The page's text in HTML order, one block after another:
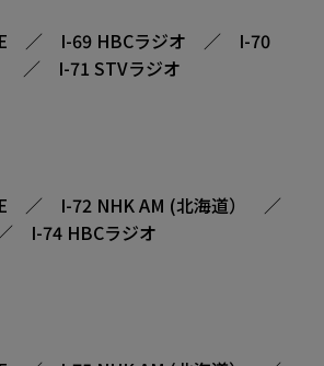
／ I-69 HBCラジオ ／ I-70
／ I-71 STVラジオ
／ I-72 NHK AM (北海道） ／
I-74 HBCラジオ